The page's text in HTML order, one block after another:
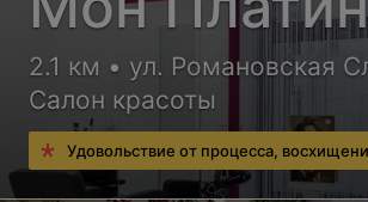
2.1 км • ул. Романовская
Салон красоты
Удовольствие от процесса,